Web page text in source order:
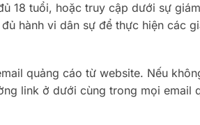
18 tuổi, hoặc truy cập dưới sự
hành vi dân sự để thực hiện các
quảng cáo từ website. Nếu
link ở dưới cùng trong mọi email